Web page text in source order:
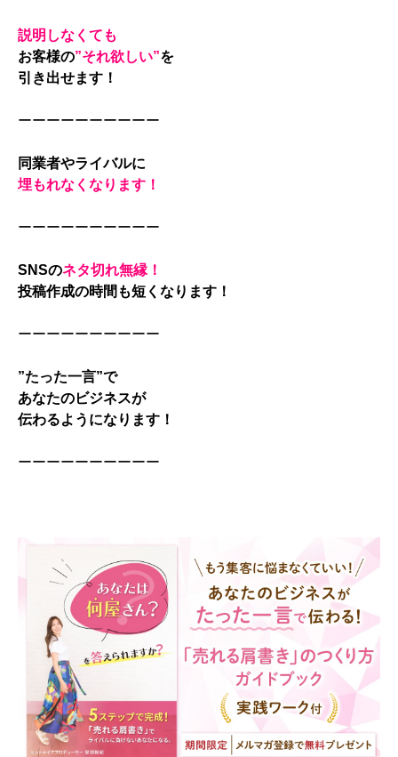
説明しなくても
お客様の”それ欲しい”を
引き出せます！
ーーーーーーーーーー
同業者やライバルに
埋もれなくなります！
ーーーーーーーーーー
SNSのネタ切れ無縁！
投稿作成の時間も短くなります！
ーーーーーーーーーー
”たった一言”で
あなたのビジネスが
伝わるようになります！
ーーーーーーーーーー